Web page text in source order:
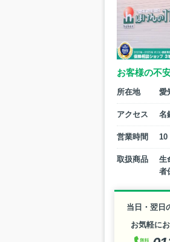
お客様の不
所在地 愛
アクセス 名
営業時間 10
取扱商品
生
者
当日・翌日
お気軽に